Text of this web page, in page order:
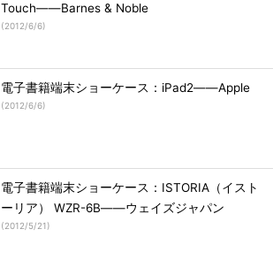
Touch――Barnes & Noble
(2012/6/6)
電子書籍端末ショーケース：iPad2――Apple
(2012/6/6)
電子書籍端末ショーケース：ISTORIA（イスト
ーリア） WZR-6B――ウェイズジャパン
(2012/5/21)